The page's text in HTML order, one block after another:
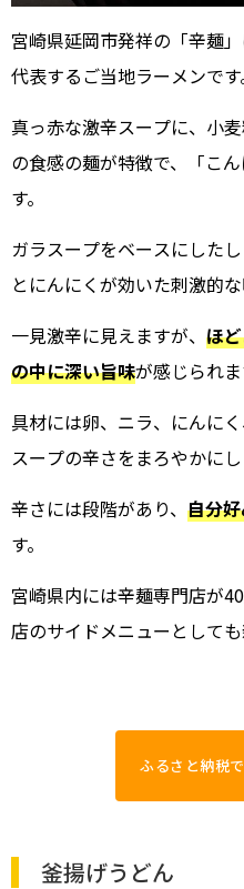
宮崎県延岡市発祥の「辛麺
代表するご当地ラーメンです
真っ赤な激辛スープに、小
の食感の麺が特徴で、「こ
す。
ガラスープをベースにした
とにんにくが効いた刺激的な
一見激辛に見えますが、 ほ
の中に深い旨味が感じられま
具材には卵、ニラ、にんに
スープの辛さをまろやかにし
辛さには段階があり、 自分
す。
宮崎県内には辛麺専門店が
店のサイドメニューとしても
ふるさと納税
釜揚げうどん